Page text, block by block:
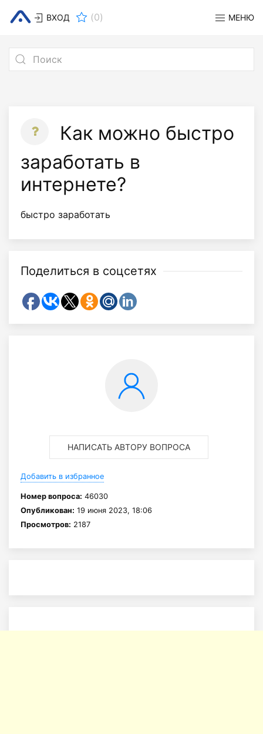
ВХОД (0) МЕНЮ
Как можно быстро
заработать в
интернете?
быстро заработать
Поделиться в соцсетях
НАПИСАТЬ АВТОРУ ВОПРОСА
Добавить в избранное
Номер вопроса: 46030
Опубликован: 19 июня 2023, 18:06
Просмотров: 2187